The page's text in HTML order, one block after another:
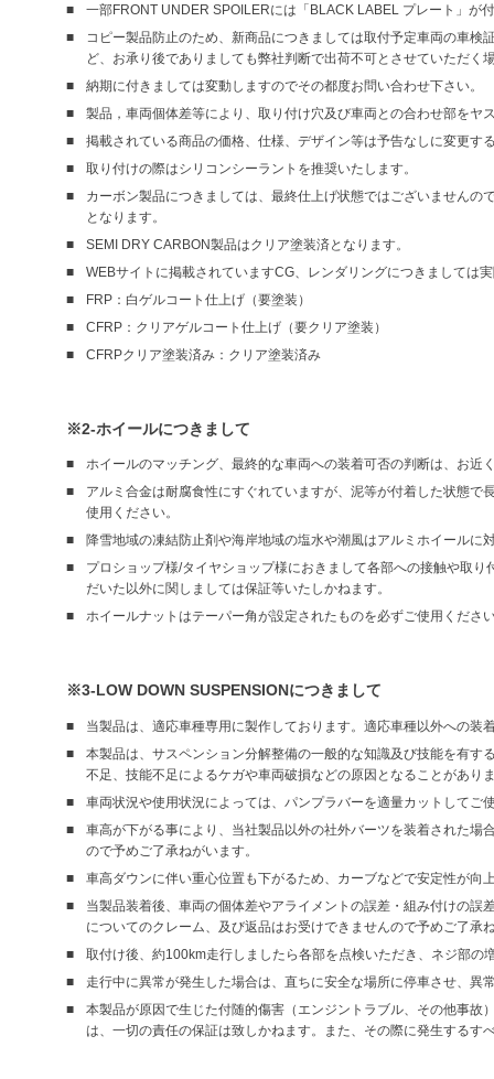
一部FRONT UNDER SPOILERには「BLACK LABEL プレート」が
コピー製品防止のため、新商品につきましては取付予定車両の車
ど、お承り後でありましても弊社判断で出荷不可とさせていただく
納期に付きましては変動しますのでその都度お問い合わせ下さい。
製品，車両個体差等により、取り付け穴及び車両との合わせ部をヤ
掲載されている商品の価格、仕様、デザイン等は予告なしに変更す
取り付けの際はシリコンシーラントを推奨いたします。
カーボン製品につきましては、最終仕上げ状態ではございません
となります。
SEMI DRY CARBON製品はクリア塗装済となります。
WEBサイトに掲載されていますCG、レンダリングにつきましては
FRP：白ゲルコート仕上げ（要塗装）
CFRP：クリアゲルコート仕上げ（要クリア塗装）
CFRPクリア塗装済み：クリア塗装済み
※2-ホイールにつきまして
ホイールのマッチング、最終的な車両への装着可否の判断は、お
アルミ合金は耐腐食性にすぐれていますが、泥等が付着した状態
使用ください。
降雪地域の凍結防止剤や海岸地域の塩水や潮風はアルミホイール
プロショップ様/タイヤショップ様におきまして各部への接触や取
だいた以外に関しましては保証等いたしかねます。
ホイールナットはテーパー角が設定されたものを必ずご使用くださ
※3-LOW DOWN SUSPENSIONにつきまして
当製品は、適応車種専用に製作しております。適応車種以外への
本製品は、サスペンション分解整備の一般的な知識及び技能を有
不足、技能不足によるケガや車両破損などの原因となることがあり
車両状況や使用状況によっては、パンプラバーを適量カットしてご
車高が下がる事により、当社製品以外の社外バーツを装着された
ので予めご了承ねがいます。
車高ダウンに伴い重心位置も下がるため、カーブなどで安定性が
当製品装着後、車両の個体差やアライメントの誤差・組み付けの
についてのクレーム、及び返品はお受けできませんので予めご了承
取付け後、約100km走行しましたら各部を点検いただき、ネジ部
走行中に異常が発生した場合は、直ちに安全な場所に停車させ、異
本製品が原因で生じた付随的傷害（エンジントラブル、その他事
は、一切の責任の保証は致しかねます。また、その際に発生する